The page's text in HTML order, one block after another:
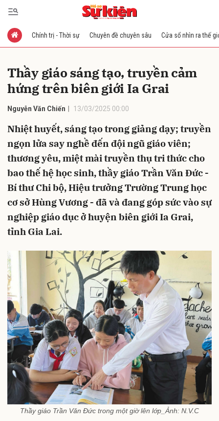
Chính trị - Thời sự Chuyên đề chuyên sâu Cửa sổ nhìn ra thế
Thầy giáo sáng tạo, truyền cảm
hứng trên biên giới Ia Grai
Nguyễn Văn Chiến 13/03/2025 00:00
Nhiệt huyết, sáng tạo trong giảng dạy; truyền
ngọn lửa say nghề đến đội ngũ giáo viên;
thương yêu, miệt mài truyền thụ tri thức cho
bao thế hệ học sinh, thầy giáo Trần Văn Đức -
Bí thư Chi bộ, Hiệu trưởng Trường Trung học
cơ sở Hùng Vương - đã và đang góp sức vào sự
nghiệp giáo dục ở huyện biên giới Ia Grai,
tỉnh Gia Lai.
Thầy giáo Trần Văn Đức trong một giờ lên lớp_Ảnh: N.V.C
Gửi bình luận
Hủy Gửi